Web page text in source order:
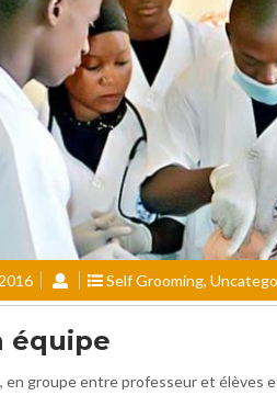
Self Grooming,
équipe
en groupe entre professeur et élèves